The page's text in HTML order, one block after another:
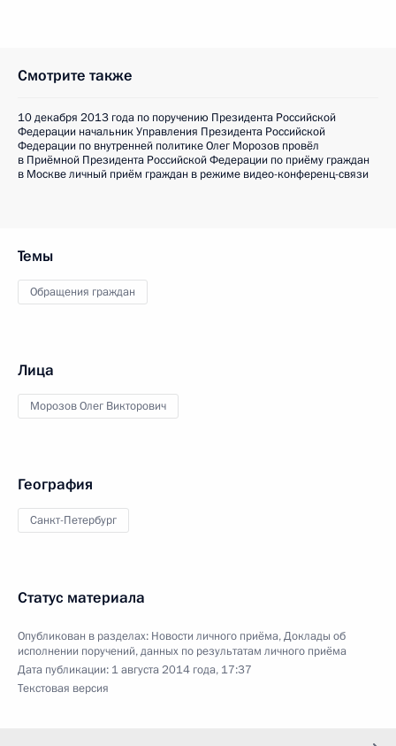
Смотрите также
10 декабря 2013 года по поручению Президента Российской
Федерации начальник Управления Президента Российской
Федерации по внутренней политике Олег Морозов провёл
в Приёмной Президента Российской Федерации по приёму граждан
в Москве личный приём граждан в режиме видео-конференц-связи
Темы
Обращения граждан
Лица
Морозов Олег Викторович
География
Санкт-Петербург
Статус материала
Опубликован в разделах: Новости личного приёма,Доклады об
исполнении поручений, данных по результатам личного приёма
Дата публикации: 1 августа 2014 года, 17:37
Текстовая версия